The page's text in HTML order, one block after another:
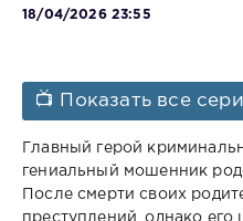
18/04/2026 23:55
📺 Показать все
Главный герой
гениальный мошенник
После смерти своих
преступлений, однако его